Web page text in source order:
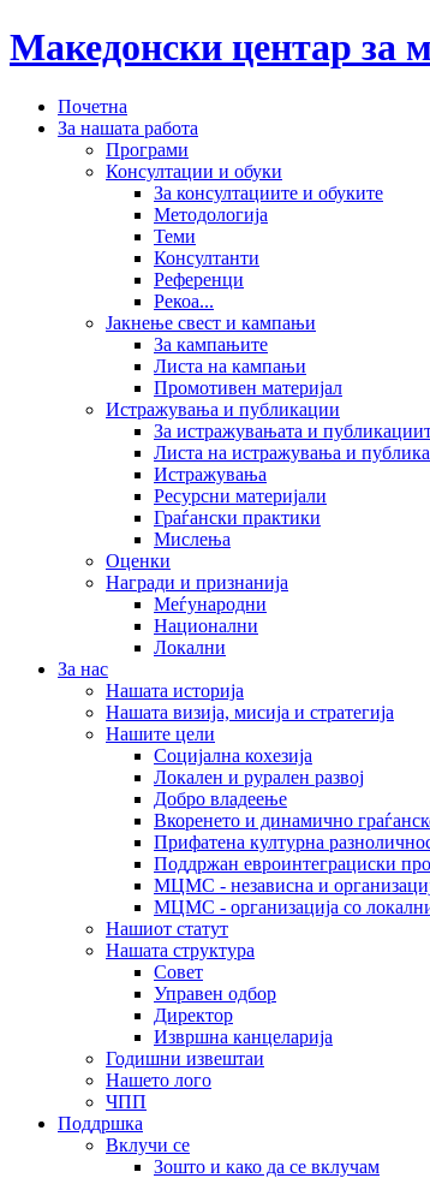
Македонски центар за
Почетна
За нашата работа
Програми
Консултации и обуки
За консултациите и обуките
Методологија
Теми
Консултанти
Референци
Рекоа...
Јакнење свест и кампањи
За кампањите
Листа на кампањи
Промотивен материјал
Истражувања и публикации
За истражувањата и
Листа на истражувања и
Истражувања
Ресурсни материјали
Граѓански практики
Мислења
Оценки
Награди и признанија
Меѓународни
Национални
Локални
За нас
Нашата историја
Нашата визија, мисија и стратегија
Нашите цели
Социјална кохезија
Локален и рурален развој
Добро владеење
Вкоренето и динамично
Прифатена културна
Поддржан евроинтеграциски
МЦМС - независна и
МЦМС - организација со
Нашиот статут
Нашата структура
Совет
Управен одбор
Директор
Извршна канцеларија
Годишни извештаи
Нашето лого
ЧПП
Поддршка
Вклучи се
Зошто и како да се вклучам